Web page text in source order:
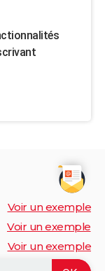
Voir un exemple
Voir un exemple
Voir un exemple